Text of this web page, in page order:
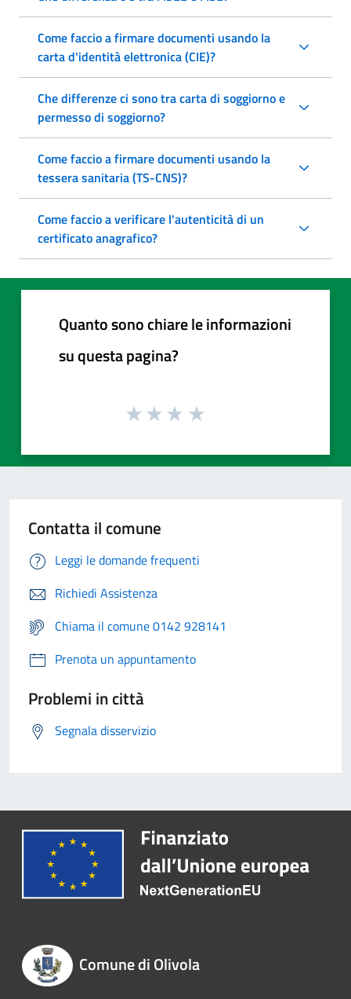
Come faccio a firmare documenti usando la
carta d'identità elettronica (CIE)?
Che differenze ci sono tra carta di soggiorno e
permesso di soggiorno?
Come faccio a firmare documenti usando la
tessera sanitaria (TS-CNS)?
Come faccio a verificare l'autenticità di un
certificato anagrafico?
Quanto sono chiare le informazioni
su questa pagina?
Contatta il comune
Leggi le domande frequenti
Richiedi Assistenza
Chiama il comune 0142 928141
Prenota un appuntamento
Problemi in città
Segnala disservizio
Comune di Olivola